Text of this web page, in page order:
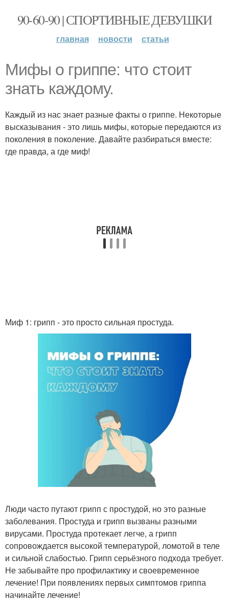
90-60-90 | СПОРТИВНЫЕ ДЕВУШКИ
главная новости статьи
Мифы о гриппе: что стоит
знать каждому.
Каждый из нас знает разные факты о гриппе. Некоторые
высказывания - это лишь мифы, которые передаются из
поколения в поколение. Давайте разбираться вместе:
где правда, а где миф!
Миф 1: грипп - это просто сильная простуда.
Люди часто путают грипп с простудой, но это разные
заболевания. Простуда и грипп вызваны разными
вирусами. Простуда протекает легче, а грипп
сопровождается высокой температурой, ломотой в теле
и сильной слабостью. Грипп серьёзного подхода требует.
Не забывайте про профилактику и своевременное
лечение! При появлениях первых симптомов гриппа
начинайте лечение!